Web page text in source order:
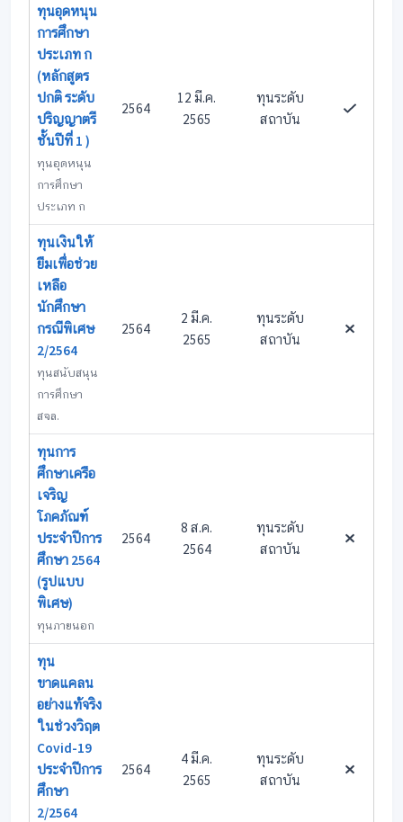
ทุนอุดหนุน
การศึกษา
ประเภท ก
(หลักสูตร
ปกติ ระดับ
ปริญญาตรี
ชั้นปีที่ 1 )
ทุนอุดหนุน
การศึกษา
ประเภท ก
2564
12 มี.ค.
2565
ทุนระดับ
สถาบัน
ทุนเงินให้
ยืมเพื่อช่วย
เหลือ
นักศึกษา
กรณีพิเศษ
2/2564
ทุนสนับสนุน
การศึกษา
สจล.
2564
2 มี.ค.
2565
ทุนระดับ
สถาบัน
ทุนการ
ศึกษาเครือ
เจริญ
โภคภัณฑ์
ประจำปีการ
ศึกษา 2564
(รูปแบบ
พิเศษ)
ทุนภายนอก
2564
8 ส.ค.
2564
ทุนระดับ
สถาบัน
ทุน
ขาดแคลน
อย่างแท้จริง
ในช่วงวิฤต
Covid-19
ประจำปีการ
ศึกษา
2/2564
2564
4 มี.ค.
2565
ทุนระดับ
สถาบัน